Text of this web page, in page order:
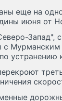
еще на
июня от
Запад",
устранению